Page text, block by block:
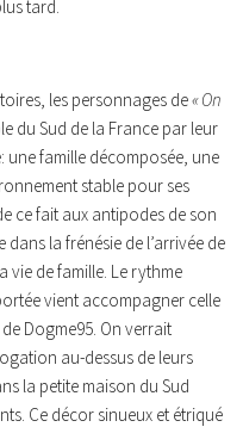
tard.
les personnages de« On
du Sud de la France par leur
une famille décomposée, une
stable pour ses
ce fait aux antipodes de son
la frénésie de l’arrivée de
vie de famille. Le rythme
vient accompagner celle
Dogme95. On verrait
au-dessus de leurs
la petite maison du Sud
Ce décor sinueux et étriqué